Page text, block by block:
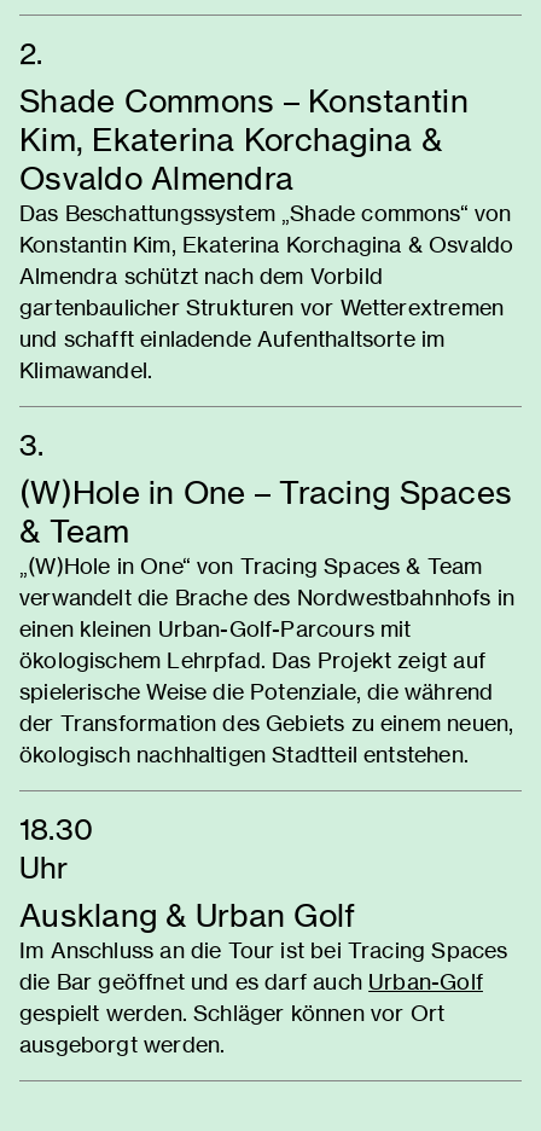
2.
Shade Commons – Konstantin
Kim, Ekaterina Korchagina &
Osvaldo Almendra
Das Beschattungssystem „Shade commons“ von
Konstantin Kim, Ekaterina Korchagina & Osvaldo
Almendra schützt nach dem Vorbild
gartenbaulicher Strukturen vor Wetterextremen
und schafft einladende Aufenthaltsorte im
Klimawandel.
3.
(W)Hole in One – Tracing Spaces
& Team
„(W)Hole in One“ von Tracing Spaces & Team
verwandelt die Brache des Nordwestbahnhofs in
einen kleinen Urban-Golf-Parcours mit
ökologischem Lehrpfad. Das Projekt zeigt auf
spielerische Weise die Potenziale, die während
der Transformation des Gebiets zu einem neuen,
ökologisch nachhaltigen Stadtteil entstehen.
18.30
Uhr
Ausklang & Urban Golf
Im Anschluss an die Tour ist bei Tracing Spaces
die Bar geöffnet und es darf auch Urban-Golf
gespielt werden. Schläger können vor Ort
ausgeborgt werden.